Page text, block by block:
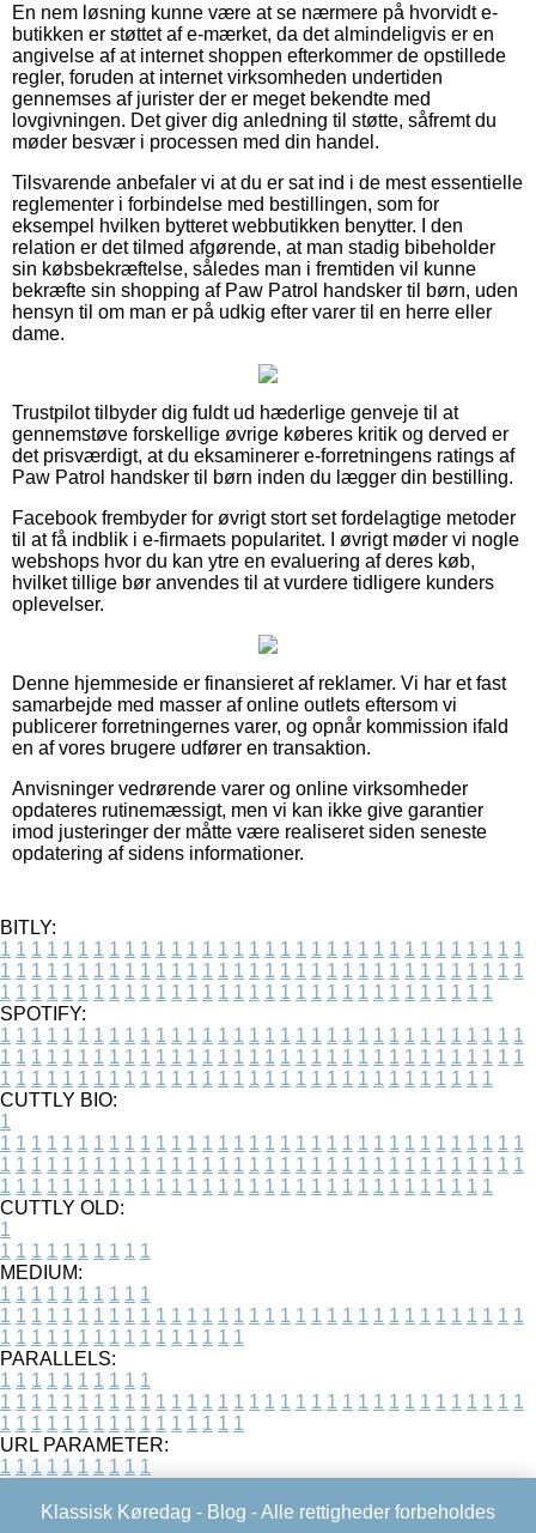
En nem løsning kunne være at se nærmere på hvorvidt e-
butikken er støttet af e-mærket, da det almindeligvis er en
angivelse af at internet shoppen efterkommer de opstillede
regler, foruden at internet virksomheden undertiden
gennemses af jurister der er meget bekendte med
lovgivningen. Det giver dig anledning til støtte, såfremt du
møder besvær i processen med din handel.
Tilsvarende anbefaler vi at du er sat ind i de mest essentielle
reglementer i forbindelse med bestillingen, som for
eksempel hvilken bytteret webbutikken benytter. I den
relation er det tilmed afgørende, at man stadig bibeholder
sin købsbekræftelse, således man i fremtiden vil kunne
bekræfte sin shopping af Paw Patrol handsker til børn, uden
hensyn til om man er på udkig efter varer til en herre eller
dame.
Trustpilot tilbyder dig fuldt ud hæderlige genveje til at
gennemstøve forskellige øvrige køberes kritik og derved er
det prisværdigt, at du eksaminerer e-forretningens ratings af
Paw Patrol handsker til børn inden du lægger din bestilling.
Facebook frembyder for øvrigt stort set fordelagtige metoder
til at få indblik i e-firmaets popularitet. I øvrigt møder vi nogle
webshops hvor du kan ytre en evaluering af deres køb,
hvilket tillige bør anvendes til at vurdere tidligere kunders
oplevelser.
Denne hjemmeside er finansieret af reklamer. Vi har et fast
samarbejde med masser af online outlets eftersom vi
publicerer forretningernes varer, og opnår kommission ifald
en af vores brugere udfører en transaktion.
Anvisninger vedrørende varer og online virksomheder
opdateres rutinemæssigt, men vi kan ikke give garantier
imod justeringer der måtte være realiseret siden seneste
opdatering af sidens informationer.
BITLY:
1 1 1 1 1 1 1 1 1 1 1 1 1 1 1 1 1 1 1 1 1 1 1 1 1 1 1 1 1 1 1 1 1 1
1 1 1 1 1 1 1 1 1 1 1 1 1 1 1 1 1 1 1 1 1 1 1 1 1 1 1 1 1 1 1 1 1 1
1 1 1 1 1 1 1 1 1 1 1 1 1 1 1 1 1 1 1 1 1 1 1 1 1 1 1 1 1 1 1 1
SPOTIFY:
1 1 1 1 1 1 1 1 1 1 1 1 1 1 1 1 1 1 1 1 1 1 1 1 1 1 1 1 1 1 1 1 1 1
1 1 1 1 1 1 1 1 1 1 1 1 1 1 1 1 1 1 1 1 1 1 1 1 1 1 1 1 1 1 1 1 1 1
1 1 1 1 1 1 1 1 1 1 1 1 1 1 1 1 1 1 1 1 1 1 1 1 1 1 1 1 1 1 1 1
CUTTLY BIO:
1
1 1 1 1 1 1 1 1 1 1 1 1 1 1 1 1 1 1 1 1 1 1 1 1 1 1 1 1 1 1 1 1 1 1
1 1 1 1 1 1 1 1 1 1 1 1 1 1 1 1 1 1 1 1 1 1 1 1 1 1 1 1 1 1 1 1 1 1
1 1 1 1 1 1 1 1 1 1 1 1 1 1 1 1 1 1 1 1 1 1 1 1 1 1 1 1 1 1 1 1
CUTTLY OLD:
1
1 1 1 1 1 1 1 1 1 1
MEDIUM:
1 1 1 1 1 1 1 1 1 1
1 1 1 1 1 1 1 1 1 1 1 1 1 1 1 1 1 1 1 1 1 1 1 1 1 1 1 1 1 1 1 1 1 1
1 1 1 1 1 1 1 1 1 1 1 1 1 1 1 1
PARALLELS:
1 1 1 1 1 1 1 1 1 1
1 1 1 1 1 1 1 1 1 1 1 1 1 1 1 1 1 1 1 1 1 1 1 1 1 1 1 1 1 1 1 1 1 1
1 1 1 1 1 1 1 1 1 1 1 1 1 1 1 1
URL PARAMETER:
1 1 1 1 1 1 1 1 1 1
Klassisk Køredag - Blog - Alle rettigheder forbeholdes